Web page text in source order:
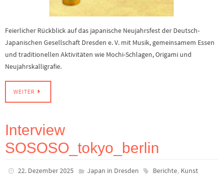
Feierlicher Rückblick auf das japanische Neujahrsfest der Deutsch-
Japanischen Gesellschaft Dresden e. V. mit Musik, gemeinsamem Essen
und traditionellen Aktivitäten wie Mochi-Schlagen, Origami und
Neujahrskalligrafie.
WEITER
Interview
SOSOSO_tokyo_berlin
22. Dezember 2025 Japan in Dresden Berichte, Kunst